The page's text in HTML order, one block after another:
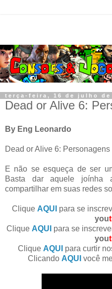
terça-feira, 16 de julho de
Dead or Alive 6:
By Eng Leonardo
Dead or Alive 6: Personagens
E não se esqueça de ser
Basta dar aquele joínha
compartilhar em suas redes
Clique AQUI para se
you
Clique AQUI para se
you
Clique AQUI para curtir
Clicando AQUI você